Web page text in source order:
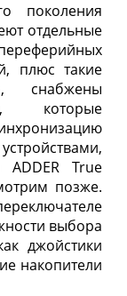
поколения
отдельные
плюс такие
снабжены
которые
ADDER True
позже.
выбора
джойстики
накопители